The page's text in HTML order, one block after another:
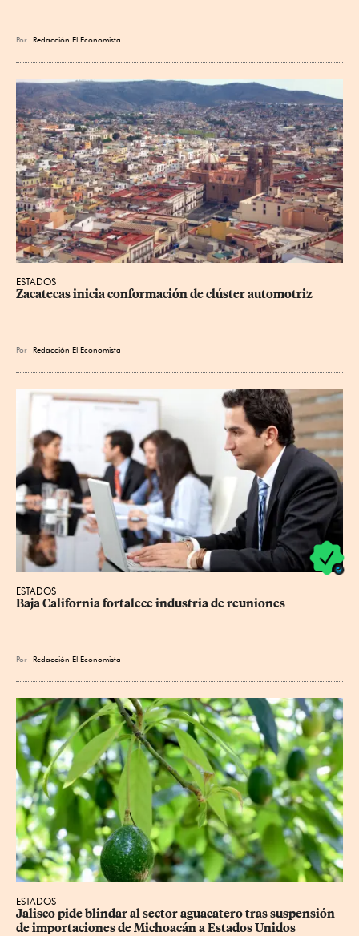
Por Redacción El Economista
ESTADOS
Zacatecas inicia conformación de clúster automotriz
Por Redacción El Economista
ESTADOS
Baja California fortalece industria de reuniones
Por Redacción El Economista
ESTADOS
Jalisco pide blindar al sector aguacatero tras suspensión
de importaciones de Michoacán a Estados Unidos